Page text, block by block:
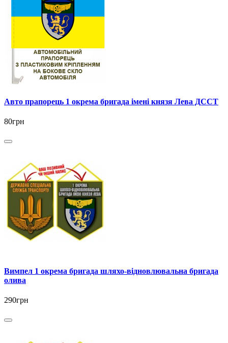
Авто прапорець 1 окрема бригада імені князя Лева ДССТ
80грн
Вимпел 1 окрема бригада шляхо-відновлювальна бригада
олива
290грн